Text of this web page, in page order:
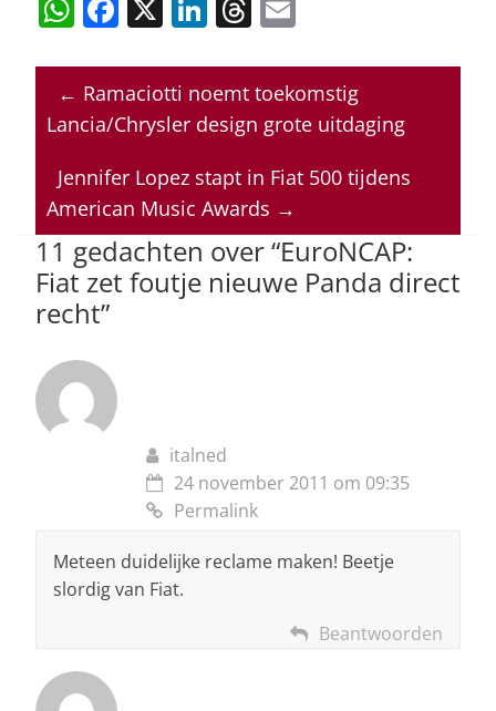
at
s
p
p
c
e
o
o
k
k
e
dI
n
re
a
d
s
ai
l
← Ramaciotti noemt toekomstig
Lancia/Chrysler design grote uitdaging
Jennifer Lopez stapt in Fiat 500 tijdens
American Music Awards →
11 gedachten over “EuroNCAP:
Fiat zet foutje nieuwe Panda direct
recht”
italned
24 november 2011 om 09:35
Permalink
Meteen duidelijke reclame maken! Beetje
slordig van Fiat.
Beantwoorden